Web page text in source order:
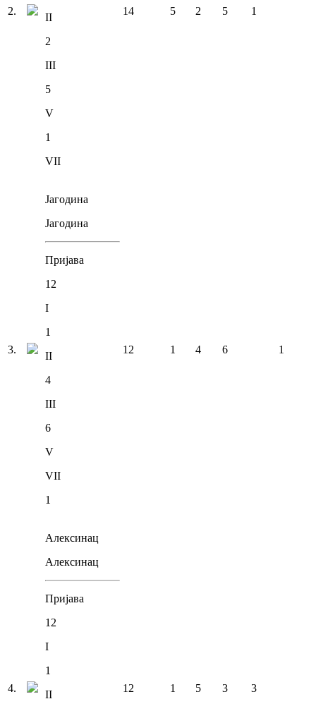
2.
II
2
III
5
V
1
VII
14 5 2 5 1
3.
Јагодина
Јагодина
Пријава
12
I
1
II
4
III
6
V
VII
1
12 1 4 6 1
4.
Алексинац
Алексинац
Пријава
12
I
1
II
12 1 5 3 3